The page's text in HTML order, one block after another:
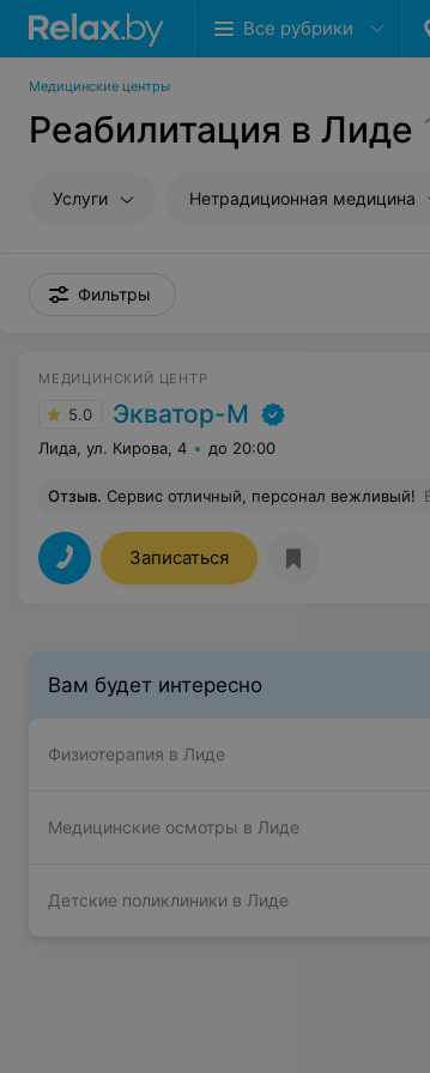
Все рубрики
Медицинские центры
Реабилитация в Лиде
Услуги Нетрадиционная медицина
Фильтры
МЕДИЦИНСКИЙ ЦЕНТР
5.0 Экватор-М
Лида, ул. Кирова, 4 до 20:00
Отзыв. Сервис отличный, персонал вежливый!
Записаться
Вам будет интересно
Физиотерапия в Лиде
Медицинские осмотры в Лиде
Детские поликлиники в Лиде